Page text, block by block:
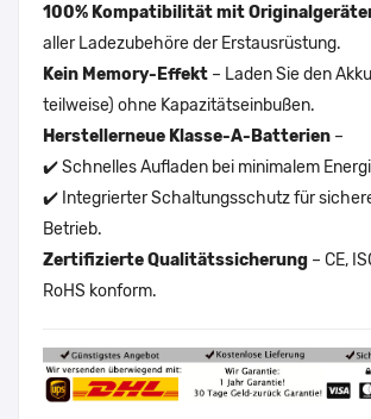
100% Kompatibilität mit
aller Ladezubehöre der Erstausrüstung.
Kein Memory-Effekt – Laden Sie den
teilweise) ohne Kapazitätseinbußen.
Herstellerneue Klasse-A-Batterien –
✔️ Schnelles Aufladen bei minimalem
✔️ Integrierter Schaltungsschutz für
Betrieb.
Zertifizierte Qualitätssicherung – CE,
RoHS konform.